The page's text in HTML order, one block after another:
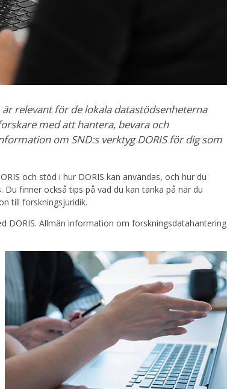
relevant för de lokala datastödsenheterna
med att hantera, bevara och
om SND:s verktyg DORIS för dig som
och stöd i hur DORIS kan användas, och hur du
finner också tips på vad du kan tänka på när du
till forskningsjuridik.
DORIS. Allmän information om forskningsdatahantering